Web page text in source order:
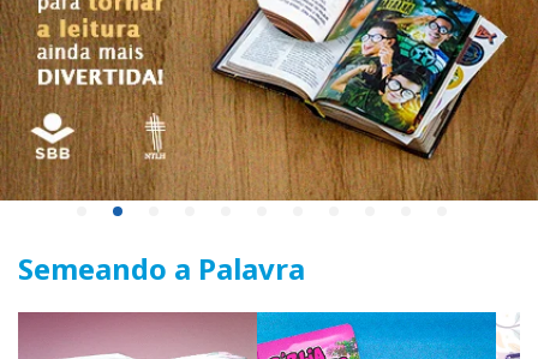
Semeando a Palavra